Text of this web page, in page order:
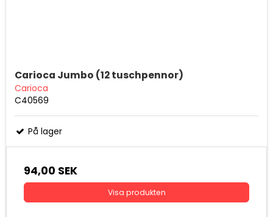
Carioca Jumbo (12 tuschpennor)
Carioca
C40569
På lager
94,00 SEK
Visa produkten